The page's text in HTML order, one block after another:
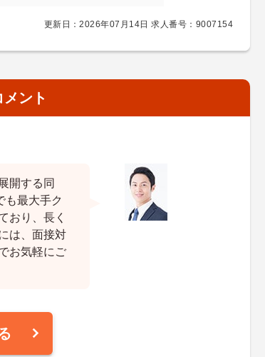
更新日：2026年07月14日 求人番号：9007154
ント
開する同
も最大手ク
おり、長く
は、面接対
お気軽にご